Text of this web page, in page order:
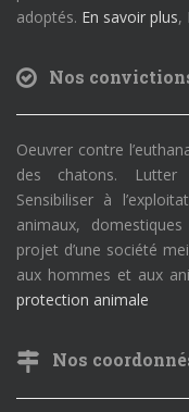
adoptés. En savoir plus,
Nos
Oeuvrer contre
des chatons. Lutter
Sensibiliser à
animaux,
projet d’une société
aux hommes et aux
protection animale
Nos